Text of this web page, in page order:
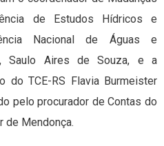
de Estudos Hídricos e
Nacional de Águas e
Saulo Aires de Souza, e a
do TCE-RS Flavia Burmeister
pelo procurador de Contas do
de Mendonça.